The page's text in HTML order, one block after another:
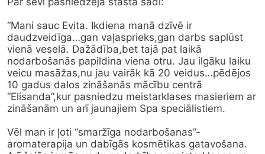
“Mani sauc Evita. Ikdiena manā dzīvē ir
daudzveidīga…gan vaļasprieks,gan darbs saplūst
vienā veselā. Dažādība,bet tajā pat laikā
nodarbošanās papildina viena otru. Jau ilgāku laiku
veicu masāžas,nu jau vairāk kā 20 veidus…pēdējos
10 gadus dalos zināšanās mācību centrā
“Elisanda”,kur pasniedzu meistarklases masieriem ar
zināšanām un arī jaunajiem Spa speciālistiem.
Vēl man ir ļoti “smaržīga nodarbošanas”-
aromaterapija un dabīgās kosmētikas gatavošana.